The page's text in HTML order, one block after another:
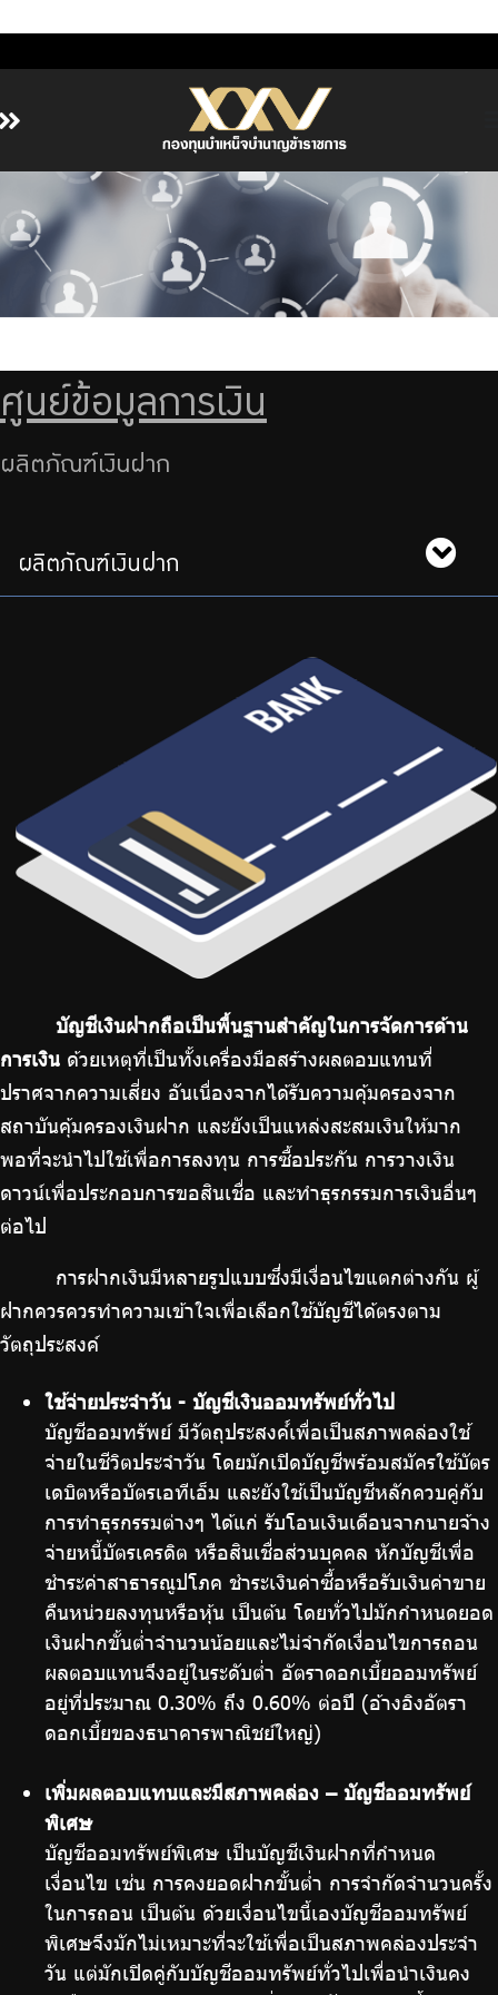
เกี่ยวกับ กบข.
บริการสมาชิก
ลงทุน
รายงานผลการดำเนินงาน
จัดซื้อจัดจ้าง
ร่วมงานกับเรา
ศูนย์ข้อมูลการเงิน
ผลิตภัณฑ์เงินฝาก
ผลิตภัณฑ์เงินฝาก
บัญชีเงินฝากถือเป็นพื้นฐานสำคัญในการจัดการด้าน
การเงิน ด้วยเหตุที่เป็นทั้งเครื่องมือสร้างผลตอบแทนที่
ปราศจากความเสี่ยง อันเนื่องจากได้รับความคุ้มครองจาก
สถาบันคุ้มครองเงินฝาก และยังเป็นแหล่งสะสมเงินให้มาก
พอที่จะนำไปใช้เพื่อการลงทุน การซื้อประกัน การวางเงิน
ดาวน์เพื่อประกอบการขอสินเชื่อ และทำธุรกรรมการเงินอื่นๆ
ต่อไป
การฝากเงินมีหลายรูปแบบซึ่งมีเงื่อนไขแตกต่างกัน ผู้
ฝากควรควรทำความเข้าใจเพื่อเลือกใช้บัญชีได้ตรงตาม
วัตถุประสงค์
ใช้จ่ายประจำวัน - บัญชีเงินออมทรัพย์ทั่วไป
บัญชีออมทรัพย์ มีวัตถุประสงค์์เพื่อเป็นสภาพคล่องใช้
จ่ายในชีวิตประจำวัน โดยมักเปิดบัญชีพร้อมสมัครใช้บัตร
เดบิตหรือบัตรเอทีเอ็ม และยังใช้เป็นบัญชีหลักควบคู่กับ
การทำธุรกรรมต่างๆ ได้แก่ รับโอนเงินเดือนจากนายจ้าง
จ่ายหนี้บัตรเครดิต หรือสินเชื่อส่วนบุคคล หักบัญชีเพื่อ
ชำระค่าสาธารณูปโภค ชำระเงินค่าซื้อหรือรับเงินค่าขาย
คืนหน่วยลงทุนหรือหุ้น เป็นต้น โดยทั่วไปมักกำหนดยอด
เงินฝากขั้นต่ำจำนวนน้อยและไม่จำกัดเงื่อนไขการถอน
ผลตอบแทนจึงอยู่ในระดับต่ำ อัตราดอกเบี้ยออมทรัพย์
อยู่ที่ประมาณ 0.30% ถึง 0.60% ต่อปี (อ้างอิงอัตรา
ดอกเบี้ยของธนาคารพาณิชย์ใหญ่)
เพิ่มผลตอบแทนและมีสภาพคล่อง – บัญชีออมทรัพย์
พิเศษ
บัญชีออมทรัพย์พิเศษ เป็นบัญชีเงินฝากที่กำหนด
เงื่อนไข เช่น การคงยอดฝากขั้นต่ำ การจำกัดจำนวนครั้ง
ในการถอน เป็นต้น ด้วยเงื่อนไขนี้เองบัญชีออมทรัพย์
พิเศษจึงมักไม่เหมาะที่จะใช้เพื่อเป็นสภาพคล่องประจำ
วัน แต่มักเปิดคู่กับบัญชีออมทรัพย์ทั่วไปเพื่อนำเงินคง